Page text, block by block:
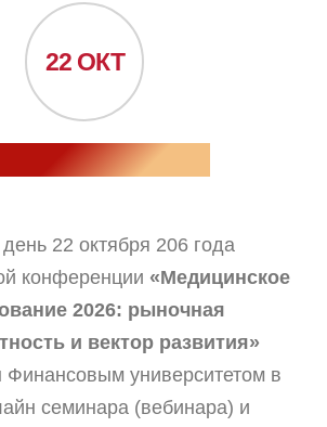
22 ОКТ
22 октября 206 года
конференции «Медицинское
2026: рыночная
и вектор развития»
Финансовым университетом в
семинара (вебинара) и